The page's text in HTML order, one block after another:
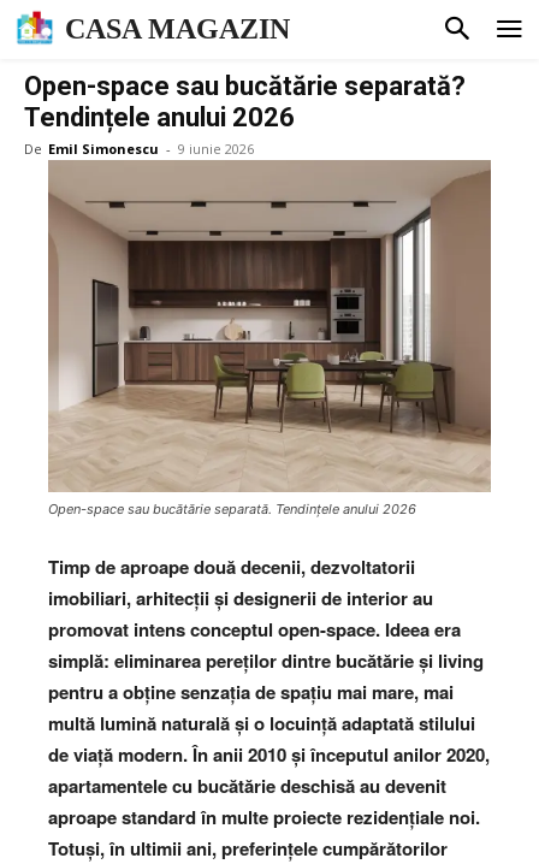
CASA MAGAZIN
Open-space sau bucătărie separată?
Tendințele anului 2026
De Emil Simonescu - 9 iunie 2026
Open-space sau bucătărie separată. Tendințele anului 2026
Timp de aproape două decenii, dezvoltatorii
imobiliari, arhitecții și designerii de interior au
promovat intens conceptul open-space. Ideea era
simplă: eliminarea pereților dintre bucătărie și living
pentru a obține senzația de spațiu mai mare, mai
multă lumină naturală și o locuință adaptată stilului
de viață modern. În anii 2010 și începutul anilor 2020,
apartamentele cu bucătărie deschisă au devenit
aproape standard în multe proiecte rezidențiale noi.
Totuși, în ultimii ani, preferințele cumpărătorilor